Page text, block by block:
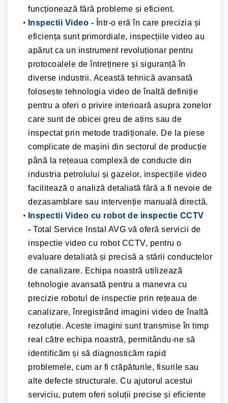
funcționează fără probleme și eficient.
Inspectii Video - Într-o eră în care precizia și
eficiența sunt primordiale, inspecțiile video au
apărut ca un instrument revoluționar pentru
protocoalele de întreținere și siguranță în
diverse industrii. Această tehnică avansată
folosește tehnologia video de înaltă definiție
pentru a oferi o privire interioară asupra zonelor
care sunt de obicei greu de atins sau de
inspectat prin metode tradiționale. De la piese
complicate de mașini din sectorul de producție
până la rețeaua complexă de conducte din
industria petrolului și gazelor, inspecțiile video
facilitează o analiză detaliată fără a fi nevoie de
dezasamblare sau intervenție manuală directă.
Inspectii Video cu robot de inspectie CCTV
- Total Service Instal AVG vă oferă servicii de
inspectie video cu robot CCTV, pentru o
evaluare detaliată și precisă a stării conductelor
de canalizare. Echipa noastră utilizează
tehnologie avansată pentru a manevra cu
precizie robotul de inspectie prin rețeaua de
canalizare, înregistrând imagini video de înaltă
rezoluție. Aceste imagini sunt transmise în timp
real către echipa noastră, permitându-ne să
identificăm și să diagnosticăm rapid
problemele, cum ar fi crăpăturile, fisurile sau
alte defecte structurale. Cu ajutorul acestui
serviciu, putem oferi soluții precise și eficiente